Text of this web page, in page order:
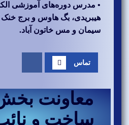
• مدرس دوره‌های آموزشی
هیبریدی، بگ هاوس و برج خنک
سیمان و مس خاتون آباد.
تماس
معاونت
ساخت و